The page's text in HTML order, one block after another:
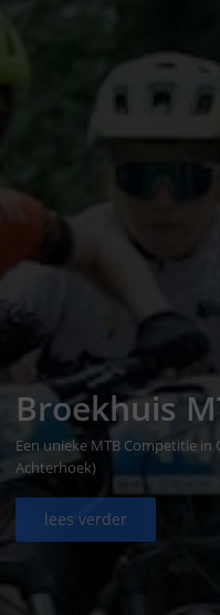
Broekhuis
Een unieke MTB Competitie in
Achterhoek)
lees verder